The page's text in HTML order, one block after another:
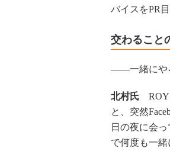
バイスをPR
交わること
――一緒にや
北村氏 ROY
と、突然
日の夜に会
で何度も一